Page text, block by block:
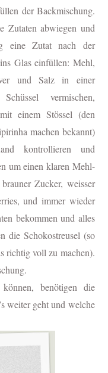
der Backmischung.
Zutaten abwiegen und
eine Zutat nach der
Glas einfüllen: Mehl,
und Salz in einer
vermischen,
einem Stössel (den
machen bekannt)
kontrollieren und
um einen klaren Mehl-
Zucker, weisser
und immer wieder
bekommen und alles
die Schokostreusel (so
richtig voll zu machen).
benötigen die
weiter geht und welche